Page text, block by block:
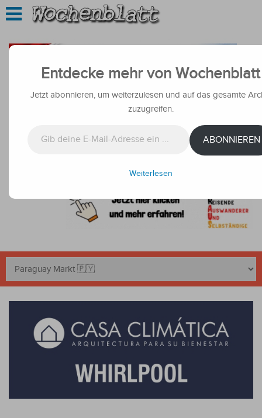
Entdecke mehr von Wochenblatt
Jetzt abonnieren, um weiterzulesen und auf das gesamte
zuzugreifen.
ABONNIEREN
Weiterlesen